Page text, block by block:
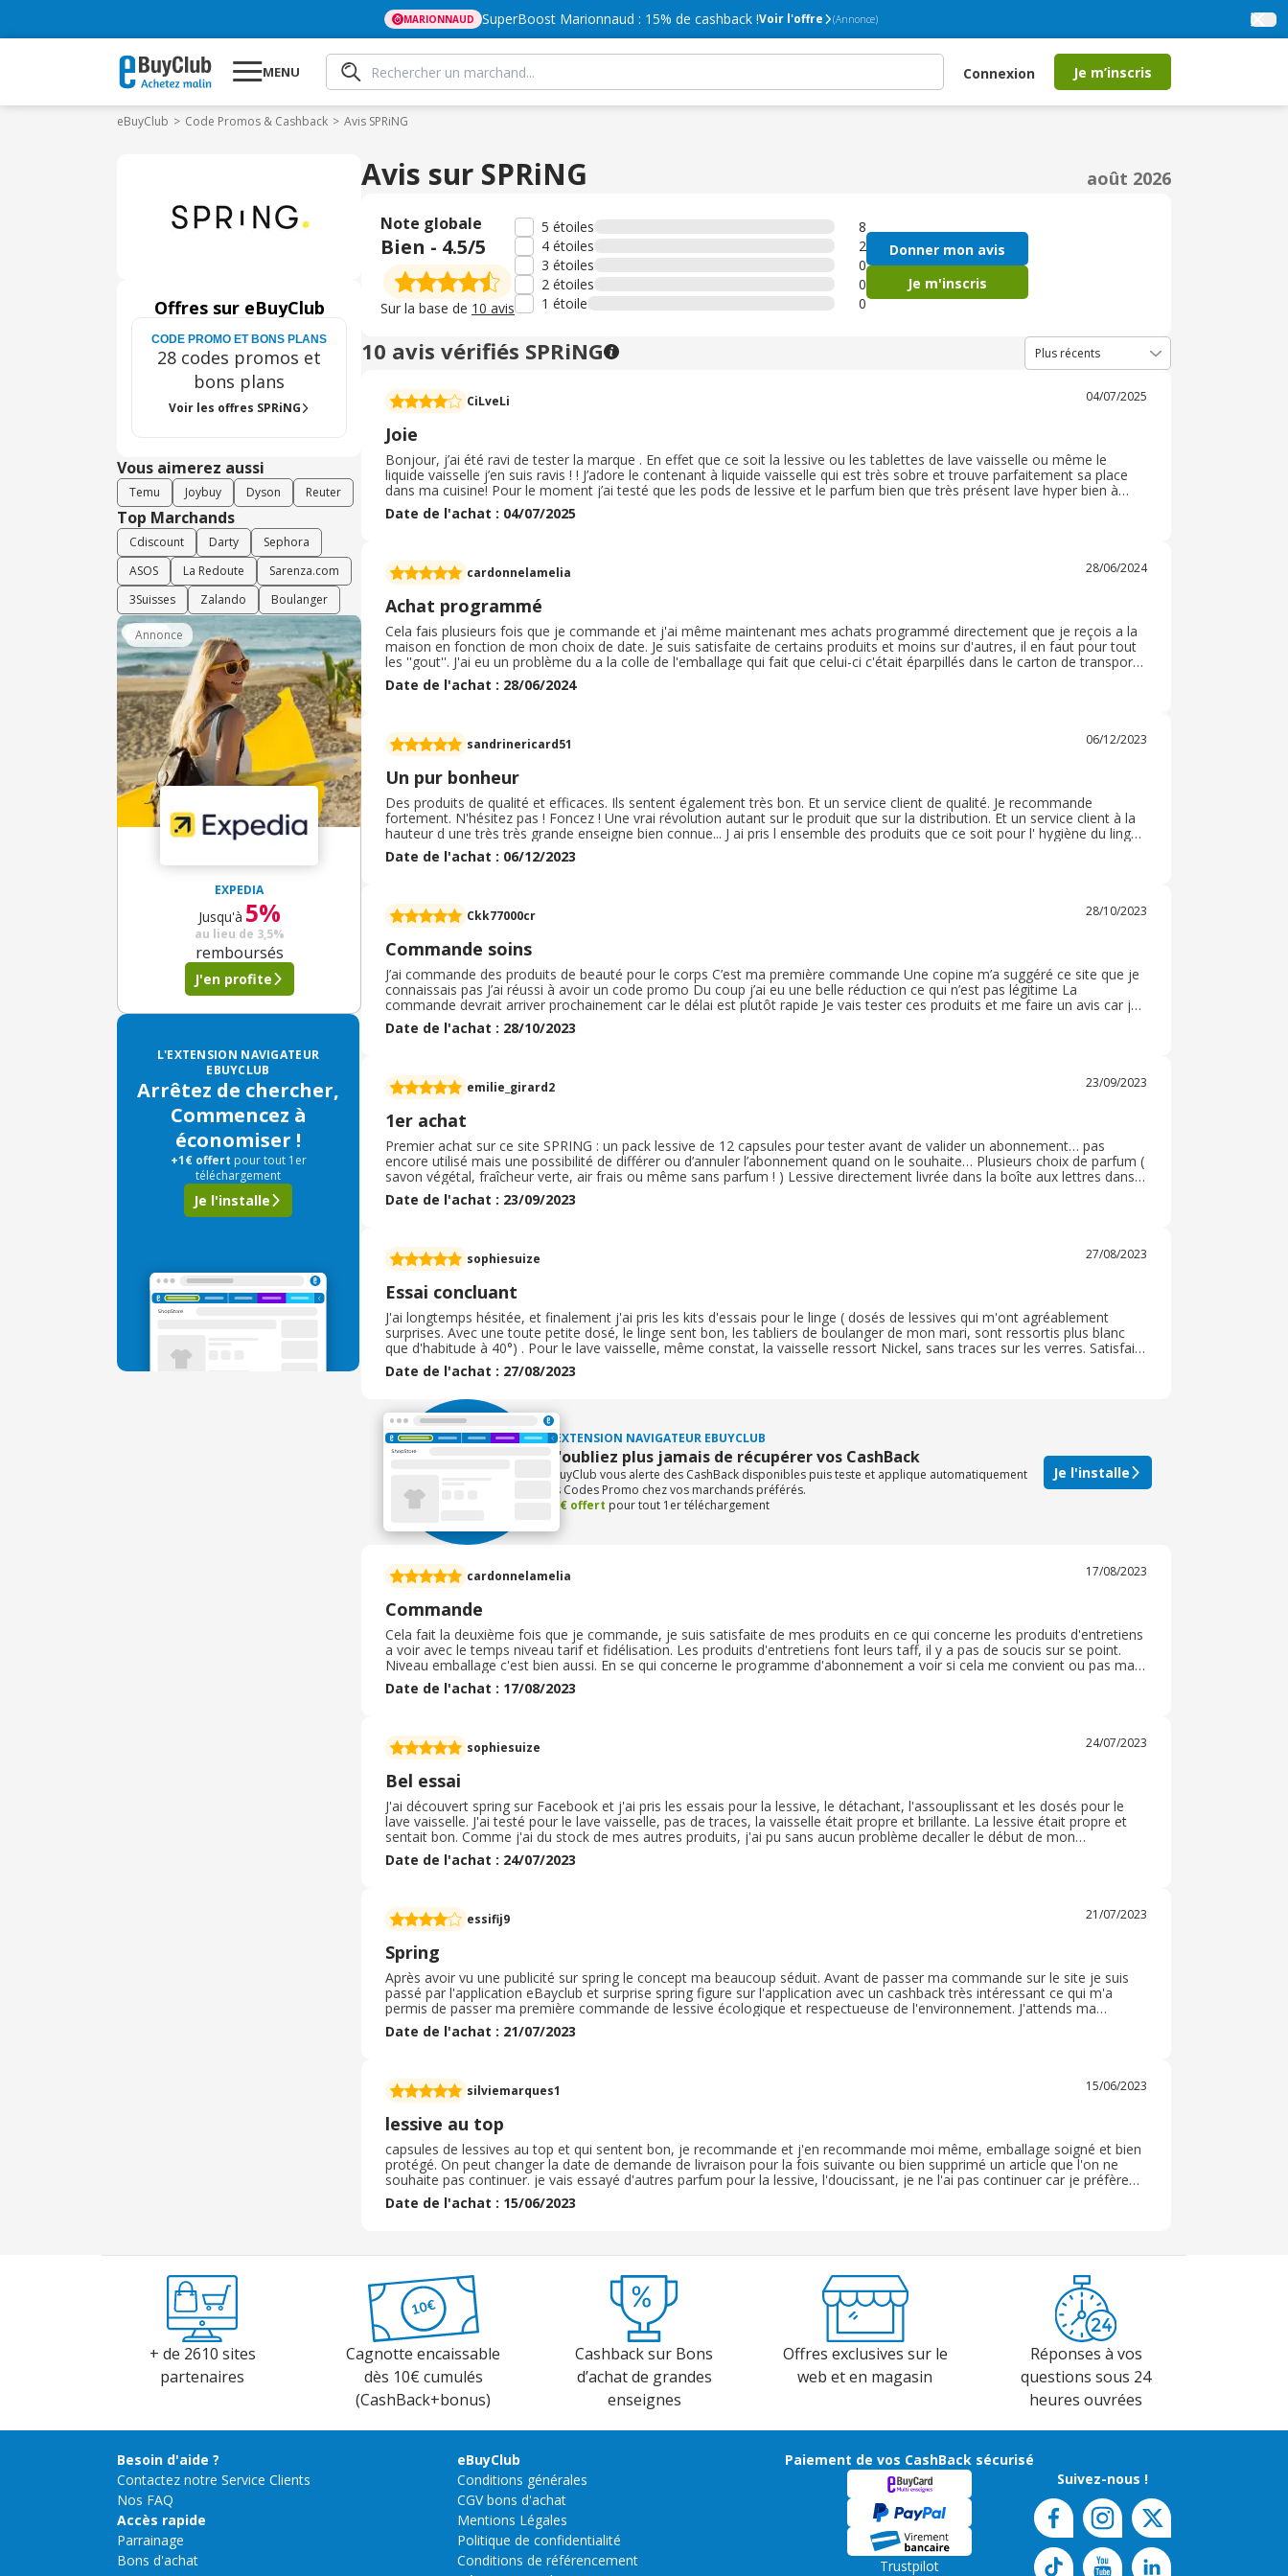
MARIONNAUD SuperBoost Marionnaud : 15% de cashback !Voir l'offre (Annonce)
MENU Connexion Je m’inscris
eBuyClub Code Promos & Cashback Avis SPRiNG
Offres sur eBuyClub
CODE PROMO ET BONS PLANS
28 codes promos et
bons plans
Voir les offres SPRiNG
Vous aimerez aussi
Temu Joybuy Dyson Reuter
Top Marchands
Cdiscount Darty
Sephora
ASOS
La Redoute
Sarenza.com
3Suisses
Zalando Boulanger
EXPEDIA
Jusqu'à 5%
au lieu de 3,5%
remboursés
J'en profite
Annonce
L'EXTENSION NAVIGATEUR
EBUYCLUB
Arrêtez de chercher,
Commencez à
économiser !
+1€ offert pour tout 1er
téléchargement
Je l'installe
Avis sur SPRiNG août 2026
Note globale
Bien - 4.5/5
Sur la base de 10 avis
5 étoiles
8
4 étoiles
2
3 étoiles
0
2 étoiles
0
1 étoile
0
Donner mon avis
Je m'inscris
10 avis vérifiés SPRiNG
CiLveLi 04/07/2025
Joie
Bonjour, j’ai été ravi de tester la marque . En effet que ce soit la lessive ou les tablettes de lave vaisselle ou même le
liquide vaisselle j’en suis ravis ! ! J’adore le contenant à liquide vaisselle qui est très sobre et trouve parfaitement sa place
dans ma cuisine! Pour le moment j’ai testé que les pods de lessive et le parfum bien que très présent lave hyper bien à
basse température et c’est ce qui m’a plu. Aujourd’hui je teste un autre parfum sur du blanc alors j’espère qu’il sera à la
hauteur ? ? Merci spring
Date de l'achat : 04/07/2025
cardonnelamelia 28/06/2024
Achat programmé
Cela fais plusieurs fois que je commande et j'ai même maintenant mes achats programmé directement que je reçois a la
maison en fonction de mon choix de date. Je suis satisfaite de certains produits et moins sur d'autres, il en faut pour tout
les ''gout''. J'ai eu un problème du a la colle de l'emballage qui fait que celui-ci c'était éparpillés dans le carton de transport
mais j'ai signalé le problème et le site a était très réactif et a réglé le problème aussitôt. Je recommande leurs produits
sans soucis
Date de l'achat : 28/06/2024
sandrinericard51 06/12/2023
Un pur bonheur
Des produits de qualité et efficaces. Ils sentent également très bon. Et un service client de qualité. Je recommande
fortement. N'hésitez pas ! Foncez ! Une vrai révolution autant sur le produit que sur la distribution. Et un service client à la
hauteur d une très très grande enseigne bien connue... J ai pris l ensemble des produits que ce soit pour l' hygiène du linge (
lessive et adoucissant ) que ceux pour l' hygiène de la maison ( spray toutes surfaces, spray salle de bain, lave vitre, liquide
vaisselle, capsule lave vaisselle... ) . Vraiment très satisfaite d avoir fait ce choix.
Date de l'achat : 06/12/2023
Ckk77000cr 28/10/2023
Commande soins
J’ai commande des produits de beauté pour le corps C’est ma première commande Une copine m’a suggéré ce site que je
connaissais pas J’ai réussi à avoir un code promo Du coup j’ai eu une belle réduction ce qui n’est pas légitime La
commande devrait arriver prochainement car le délai est plutôt rapide Je vais tester ces produits et me faire un avis car je
veux vraiment être plus ecolo car t’as le nom de jeter des bouteilles Et ces savons solides vont durer dans le temps J’ai
hâte de recevoir tout ça
Date de l'achat : 28/10/2023
emilie_girard2 23/09/2023
1er achat
Premier achat sur ce site SPRING : un pack lessive de 12 capsules pour tester avant de valider un abonnement… pas
encore utilisé mais une possibilité de différer ou d’annuler l’abonnement quand on le souhaite… Plusieurs choix de parfum (
savon végétal, fraîcheur verte, air frais ou même sans parfum ! ) Lessive directement livrée dans la boîte aux lettres dans
une boîte sans plastique. Plus besoin de se noter de racheter de la lessive, SPRING s’en occupe pour nous… une très belle
initiative pour la planète !
Date de l'achat : 23/09/2023
sophiesuize 27/08/2023
Essai concluant
J'ai longtemps hésitée, et finalement j'ai pris les kits d'essais pour le linge ( dosés de lessives qui m'ont agréablement
surprises. Avec une toute petite dosé, le linge sent bon, les tabliers de boulanger de mon mari, sont ressortis plus blanc
que d'habitude à 40°) . Pour le lave vaisselle, même constat, la vaisselle ressort Nickel, sans traces sur les verres. Satisfaite
également pour le détachant ling et l'assouplissant. Petits conditionnements, ne prenant pas de place et très peu de
déchets à recycler. Je recommande.
Date de l'achat : 27/08/2023
L'EXTENSION NAVIGATEUR EBUYCLUB
N'oubliez plus jamais de récupérer vos CashBack
eBuyClub vous alerte des CashBack disponibles puis teste et applique automatiquement
les Codes Promo chez vos marchands préférés.
+1€ offert pour tout 1er téléchargement
Je l'installe
cardonnelamelia 17/08/2023
Commande
Cela fait la deuxième fois que je commande, je suis satisfaite de mes produits en ce qui concerne les produits d'entretiens
a voir avec le temps niveau tarif et fidélisation. Les produits d'entretiens font leurs taff, il y a pas de soucis sur se point.
Niveau emballage c'est bien aussi. En se qui concerne le programme d'abonnement a voir si cela me convient ou pas mais
c'est toujours moins de choses à penser , je fais déjà se programme d'abonnement sur un autre site pour les couches de
ma puce et c'est un tracas du quotidien en moins. ?
Date de l'achat : 17/08/2023
sophiesuize 24/07/2023
Bel essai
J'ai découvert spring sur Facebook et j'ai pris les essais pour la lessive, le détachant, l'assouplissant et les dosés pour le
lave vaisselle. J'ai testé pour le lave vaisselle, pas de traces, la vaisselle était propre et brillante. La lessive était propre et
sentait bon. Comme j'ai du stock de mes autres produits, j'ai pu sans aucun problème decaller le début de mon
abonnement à un mois. Les produits sont livrés dans une simple enveloppe carton, pas un colis ( moins de carton) . Les
emballages de chaque produits sont sécurisés pour les enfants. Je recommande.
Date de l'achat : 24/07/2023
essifij9 21/07/2023
Spring
Après avoir vu une publicité sur spring le concept ma beaucoup séduit. Avant de passer ma commande sur le site je suis
passé par l'application eBayclub et surprise spring figure sur l'application avec un cashback très intéressant ce qui m'a
permis de passer ma première commande de lessive écologique et respectueuse de l'environnement. J'attends ma
commande passée le 11 juillet avec impatiences pour voir la qualité et surtout si c'est conforme avec la publicité et
marketing autour de ce nouveau produit.
Date de l'achat : 21/07/2023
silviemarques1 15/06/2023
lessive au top
capsules de lessives au top et qui sentent bon, je recommande et j'en recommande moi même, emballage soigné et bien
protégé. On peut changer la date de demande de livraison pour la fois suivante ou bien supprimé un article que l'on ne
souhaite pas continuer. je vais essayé d'autres parfum pour la lessive, l'doucissant, je ne l'ai pas continuer car je préfère
en liquide, là c'est en poudre, les lingettes ne sont pas chère et la lessive est correcte pour le prix La livraison n'a pas mis
longtemps à arriver
Date de l'achat : 15/06/2023
+ de 2610 sites
partenaires
Cagnotte encaissable
dès 10€ cumulés
(CashBack+bonus)
Cashback sur Bons
d’achat de grandes
enseignes
Offres exclusives sur le
web et en magasin
Réponses à vos
questions sous 24
heures ouvrées
Besoin d'aide ?
Contactez notre Service Clients
Nos FAQ
Accès rapide
Parrainage
Bons d'achat
eBuyClub
Conditions générales
CGV bons d'achat
Mentions Légales
Politique de confidentialité
Conditions de référencement
Paiement de vos CashBack sécurisé
Trustpilot
Suivez-nous !